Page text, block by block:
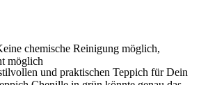
chemische Reinigung möglich,
möglich
und praktischen Teppich für Dein